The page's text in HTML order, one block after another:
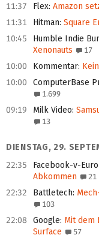
11:37 Flex: Amazon
11:31 Hitman: Square
10:45 Humble Indie
Xenonauts
17
10:00 Kommentar:
10:00 ComputerBase
1.699
09:19 Milk Video:
13
DIENSTAG, 29.
22:35
Facebook-v-
Abkommen
21
22:32 Battletech:
103
22:08 Google: Mit dem
Surface
57